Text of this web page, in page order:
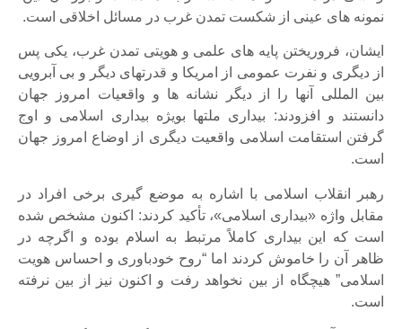
نمونه های عینی از شکست تمدن غرب در مسائل اخلاقی است.
ایشان، فروریختن پایه های علمی و هویتی تمدن غرب، یکی پس
از دیگری و نفرت عمومی از امریکا و قدرتهای دیگر و بی آبرویی
بین المللی آنها را از دیگر نشانه ها و واقعیات امروز جهان
دانستند و افزودند: بیداری ملتها بویژه بیداری اسلامی و اوج
گرفتن استقامت اسلامی واقعیت دیگری از اوضاع امروز جهان
است.
رهبر انقلاب اسلامی با اشاره به موضع گیری برخی افراد در
مقابل واژه «بیداری اسلامی»، تأکید کردند: اکنون مشخص شده
است که این بیداری کاملاً مرتبط به اسلام بوده و اگرچه در
ظاهر آن را خاموش کردند اما “روح خودباوری و احساس هویت
اسلامی” هیچگاه از بین نخواهد رفت و اکنون نیز از بین نرفته
است.